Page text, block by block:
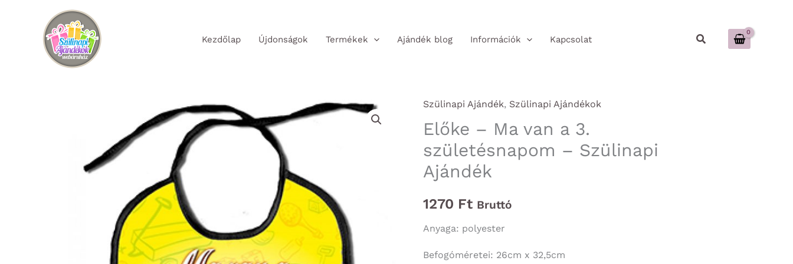
Kezdőlap Újdonságok Termékek Ajándék blog Információk Kapcsolat Keresés
Szülinapi Ajándék, Szülinapi Ajándékok
Előke – Ma van a 3.
születésnapom – Szülinapi
Ajándék
1270 Ft Bruttó
Anyaga: polyester
Befogóméretei: 26cm x 32,5cm